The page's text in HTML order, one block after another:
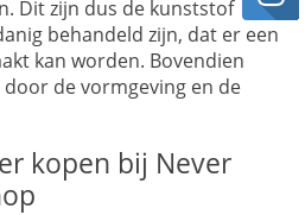
Dit zijn dus de kunststof
behandeld zijn, dat er een
kan worden. Bovendien
de vormgeving en de
kopen bij Never